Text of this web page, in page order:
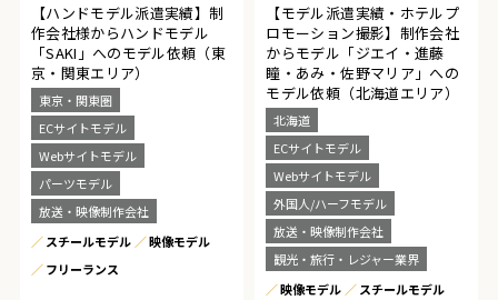
【ハンドモデル派遣実績】制
作会社様からハンドモデル
「SAKI」へのモデル依頼（東
京・関東エリア）
東京・関東圏
ECサイトモデル
Webサイトモデル
パーツモデル
放送・映像制作会社
スチールモデル
映像モデル
フリーランス
【モデル派遣実績・ホテルプ
ロモーション撮影】制作会社
からモデル「ジエイ・進藤
瞳・あみ・佐野マリア」への
モデル依頼（北海道エリア）
北海道
ECサイトモデル
Webサイトモデル
外国人/ハーフモデル
放送・映像制作会社
観光・旅行・レジャー業界
映像モデル
スチールモデル